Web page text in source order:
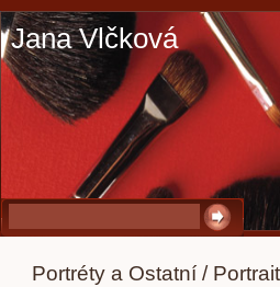
Jana Vlčková
Portréty a Ostatní /